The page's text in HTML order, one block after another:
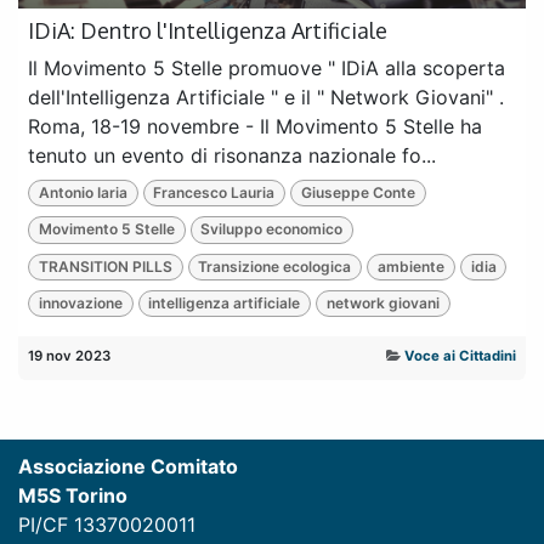
IDiA: Dentro l'Intelligenza Artificiale
Il Movimento 5 Stelle promuove " IDiA alla scoperta
dell'Intelligenza Artificiale " e il " Network Giovani" .
Roma, 18-19 novembre - Il Movimento 5 Stelle ha
tenuto un evento di risonanza nazionale fo...
Antonio Iaria Francesco Lauria Giuseppe Conte
Movimento 5 Stelle Sviluppo economico
TRANSITION PILLS Transizione ecologica ambiente idia
innovazione intelligenza artificiale network giovani
19 nov 2023 Voce ai Cittadini
Associazione Comitato
M5S Torino
PI/CF 13370020011